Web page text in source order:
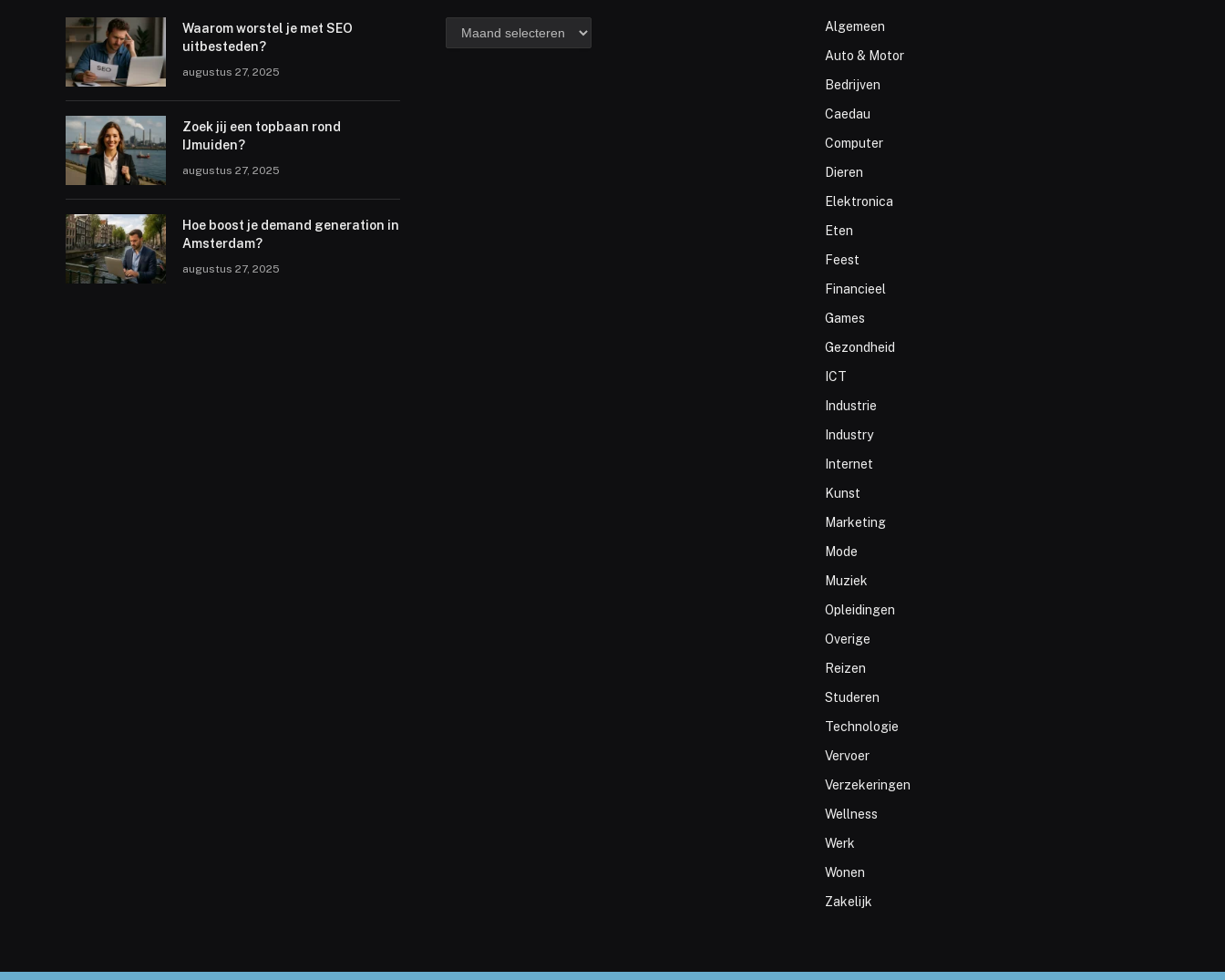
Waarom worstel je met SEO
uitbesteden?
augustus 27, 2025
Zoek jij een topbaan rond
IJmuiden?
augustus 27, 2025
Hoe boost je demand generation in
Amsterdam?
augustus 27, 2025
archief
Algemeen
Auto & Motor
Bedrijven
Caedau
Computer
Dieren
Elektronica
Eten
Feest
Financieel
Games
Gezondheid
ICT
Industrie
Industry
Internet
Kunst
Marketing
Mode
Muziek
Opleidingen
Overige
Reizen
Studeren
Technologie
Vervoer
Verzekeringen
Wellness
Werk
Wonen
Zakelijk